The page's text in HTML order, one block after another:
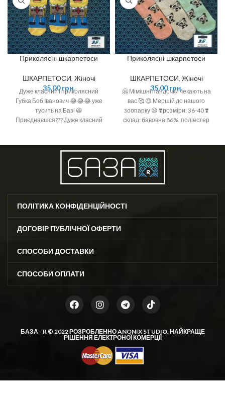
Приколясні шкарпетоси
ШКАРПЕТОСИ, Жіночі
35,00грн.
Дуже класний і приколясний
Губка Боб Іванович 😂😂😂 уже
тусить на Базі 😀
Приєднаєшся??? Дуже класний
Розмір: 36-40
Приколясні шкарпетоси
ШКАРПЕТОСИ, Жіночі
35,00грн.
🤗 Мімішні пандочки чекають на
вас 🥰 😍 Мершій до нашого
зоопарку 😃 ❣️розміри: 36-40 ❣️
склад: бавовна 86%, поліестер
ПОЛІТИКА КОНФІДЕНЦІЙНОСТІ
ДОГОВІР ПУБЛІЧНОЇ ОФЕРТИ
СПОСОБИ ДОСТАВКИ
СПОСОБИ ОПЛАТИ
БАЗА - R © 2022 РОЗРОБЛЕННОANONIX STUDIO. НАЙКРАЩЕ
РІШЕННЯ ЕЛЕКТРОНОЇ КОМЕРЦІЇ